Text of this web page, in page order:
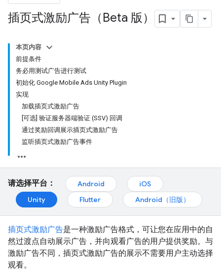
插页式激励广告（Beta 版）
本页内容
前提条件
务必用测试广告进行测试
初始化 Google Mobile Ads Unity Plugin
实现
加载插页式激励广告
[可选] 验证服务器端验证 (SSV) 回调
通过奖励回调展示插页式激励广告
监听插页式激励广告事件
请选择平台： Android
iOS
Unity
Flutter Android（旧版）
插页式激励广告是一种激励广告格式，可让您在应用中的自
然过渡点自动展示广告，并向观看广告的用户提供奖励。与
激励广告不同，插页式激励广告的展示不需要用户主动选择
观看。